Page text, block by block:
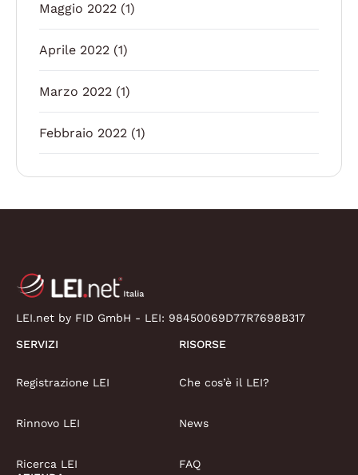
Maggio 2022 (1)
Aprile 2022 (1)
Marzo 2022 (1)
Febbraio 2022 (1)
LEI.net by FID GmbH - LEI: 98450069D77R7698B317
SERVIZI
Registrazione LEI
Rinnovo LEI
Ricerca LEI
RISORSE
Che cos’è il LEI?
News
FAQ